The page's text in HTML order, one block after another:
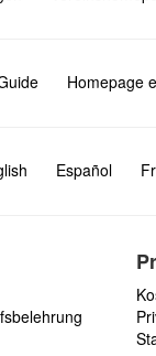
Homepage
Español